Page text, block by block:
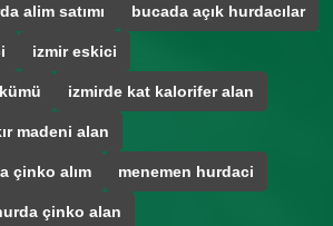
alim satımı bucada açık hurdacılar
izmir eskici
izmirde kat kalorifer alan
madeni alan
çinko alım menemen hurdaci
çinko alan